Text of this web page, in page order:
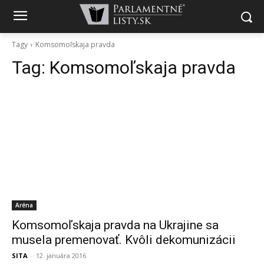
Tagy Komsomoľskaja pravda
Tag: Komsomoľskaja pravda
Aréna
Komsomoľskaja pravda na Ukrajine sa
musela premenovať. Kvôli dekomunizácii
SITA - 12. januára 2016